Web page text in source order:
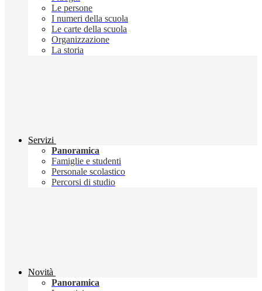
Le persone
I numeri della scuola
Le carte della scuola
Organizzazione
La storia
Servizi
Panoramica
Famiglie e studenti
Personale scolastico
Percorsi di studio
Novità
Panoramica